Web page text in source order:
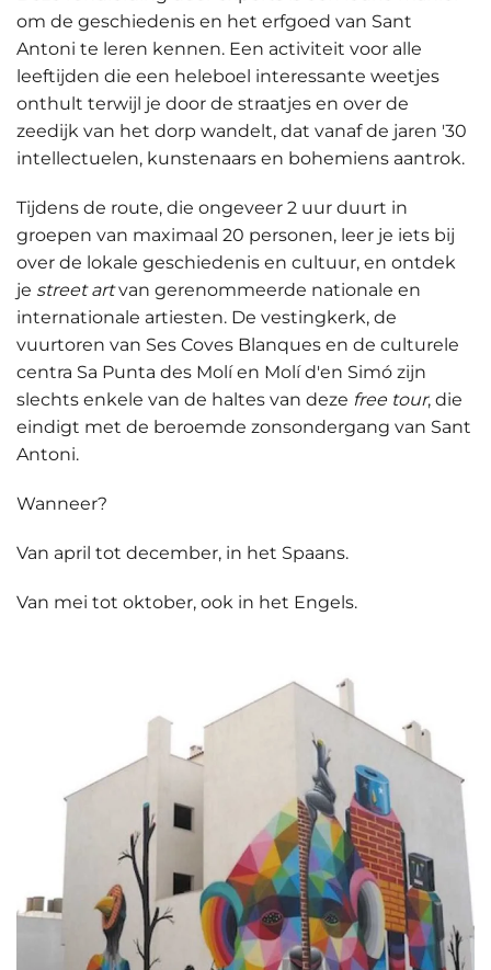
om de geschiedenis en het erfgoed van Sant
Antoni te leren kennen. Een activiteit voor alle
leeftijden die een heleboel interessante weetjes
onthult terwijl je door de straatjes en over de
zeedijk van het dorp wandelt, dat vanaf de jaren '30
intellectuelen, kunstenaars en bohemiens aantrok.
Tijdens de route, die ongeveer 2 uur duurt in
groepen van maximaal 20 personen, leer je iets bij
over de lokale geschiedenis en cultuur, en ontdek
je street artvan gerenommeerde nationale en
internationale artiesten. De vestingkerk, de
vuurtoren van Ses Coves Blanques en de culturele
centra Sa Punta des Molí en Molí d'en Simó zijn
slechts enkele van de haltes van deze free tour, die
eindigt met de beroemde zonsondergang van Sant
Antoni.
Wanneer?
Van april tot december, in het Spaans.
Van mei tot oktober, ook in het Engels.